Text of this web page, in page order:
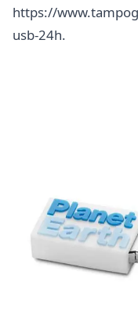
https://
usb-24h.